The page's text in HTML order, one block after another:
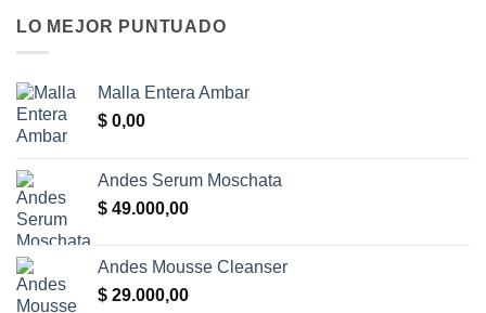
LO MEJOR PUNTUADO
Malla Entera Ambar
$ 0,00
Andes Serum Moschata
$ 49.000,00
Andes Mousse Cleanser
$ 29.000,00